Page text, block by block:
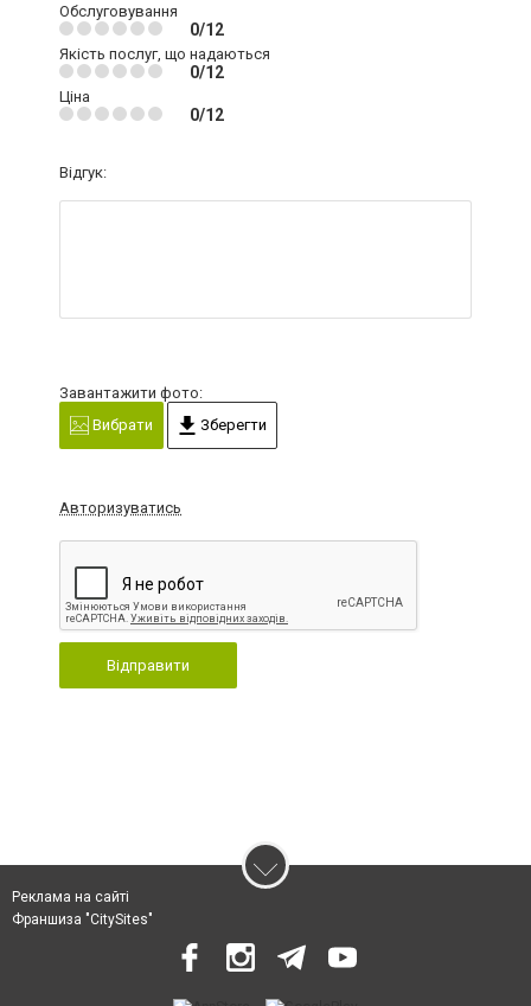
Обслуговування
0/12
Якість послуг, що надаються
0/12
Ціна
0/12
Відгук:
Завантажити фото:
Вибрати
Зберегти
Авторизуватись
Відправити
Реклама на сайті
Франшиза "CitySites"